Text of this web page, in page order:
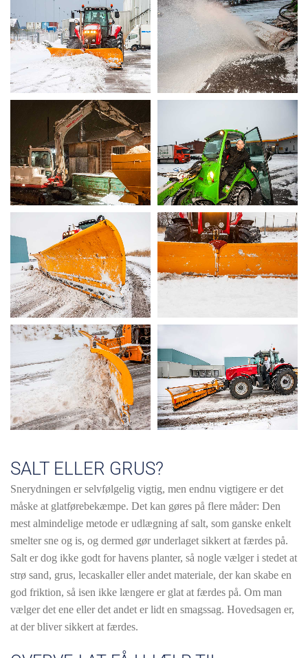
SALT ELLER GRUS?
Snerydningen er selvfølgelig vigtig, men endnu vigtigere er det
måske at glatførebekæmpe. Det kan gøres på flere måder: Den
mest almindelige metode er udlægning af salt, som ganske enkelt
smelter sne og is, og dermed gør underlaget sikkert at færdes på.
Salt er dog ikke godt for havens planter, så nogle vælger i stedet at
strø sand, grus, lecaskaller eller andet materiale, der kan skabe en
god friktion, så isen ikke længere er glat at færdes på. Om man
vælger det ene eller det andet er lidt en smagssag. Hovedsagen er,
at der bliver sikkert at færdes.